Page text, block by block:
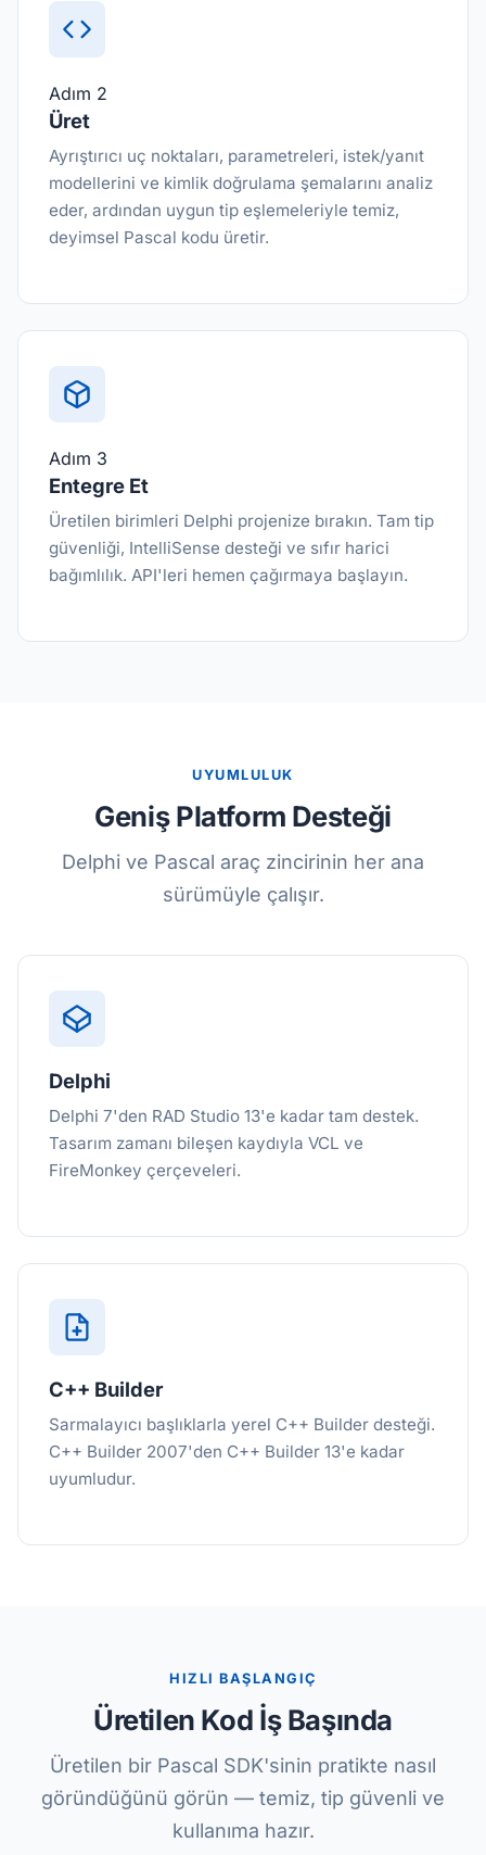
Adım 2
Üret
Ayrıştırıcı uç noktaları, parametreleri, istek/yanıt
modellerini ve kimlik doğrulama şemalarını analiz
eder, ardından uygun tip eşlemeleriyle temiz,
deyimsel Pascal kodu üretir.
Adım 3
Entegre Et
Üretilen birimleri Delphi projenize bırakın. Tam tip
güvenliği, IntelliSense desteği ve sıfır harici
bağımlılık. API'leri hemen çağırmaya başlayın.
UYUMLULUK
Geniş Platform Desteği
Delphi ve Pascal araç zincirinin her ana
sürümüyle çalışır.
Delphi
Delphi 7'den RAD Studio 13'e kadar tam destek.
Tasarım zamanı bileşen kaydıyla VCL ve
FireMonkey çerçeveleri.
C++ Builder
Sarmalayıcı başlıklarla yerel C++ Builder desteği.
C++ Builder 2007'den C++ Builder 13'e kadar
uyumludur.
HIZLI BAŞLANGIÇ
Üretilen Kod İş Başında
Üretilen bir Pascal SDK'sinin pratikte nasıl
göründüğünü görün — temiz, tip güvenli ve
kullanıma hazır.